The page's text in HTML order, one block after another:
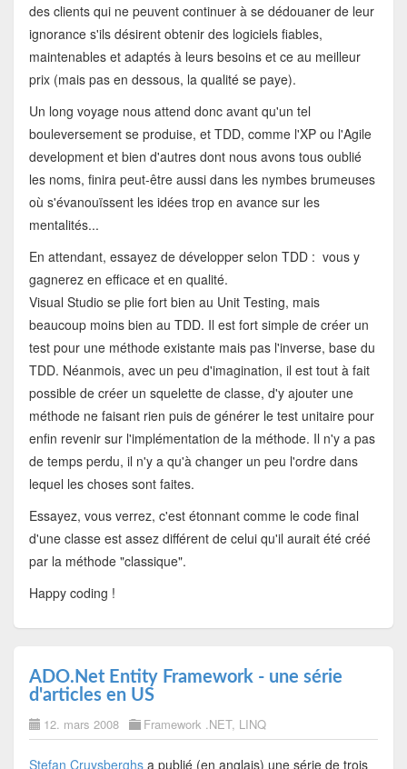
des clients qui ne peuvent continuer à se dédouaner de leur
ignorance s'ils désirent obtenir des logiciels fiables,
maintenables et adaptés à leurs besoins et ce au meilleur
prix (mais pas en dessous, la qualité se paye).
Un long voyage nous attend donc avant qu'un tel
bouleversement se produise, et TDD, comme l'XP ou l'Agile
development et bien d'autres dont nous avons tous oublié
les noms, finira peut-être aussi dans les nymbes brumeuses
où s'évanouïssent les idées trop en avance sur les
mentalités...
En attendant, essayez de développer selon TDD : vous y
gagnerez en efficace et en qualité.
Visual Studio se plie fort bien au Unit Testing, mais
beaucoup moins bien au TDD. Il est fort simple de créer un
test pour une méthode existante mais pas l'inverse, base du
TDD. Néanmois, avec un peu d'imagination, il est tout à fait
possible de créer un squelette de classe, d'y ajouter une
méthode ne faisant rien puis de générer le test unitaire pour
enfin revenir sur l'implémentation de la méthode. Il n'y a pas
de temps perdu, il n'y a qu'à changer un peu l'ordre dans
lequel les choses sont faites.
Essayez, vous verrez, c'est étonnant comme le code final
d'une classe est assez différent de celui qu'il aurait été créé
par la méthode "classique".
Happy coding !
ADO.Net Entity Framework - une série
d'articles en US
12. mars 2008 Framework .NET, LINQ
Stefan Cruysberghsa publié (en anglais) une série de trois